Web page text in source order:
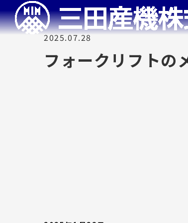
2025.07.28
フォークリフトの